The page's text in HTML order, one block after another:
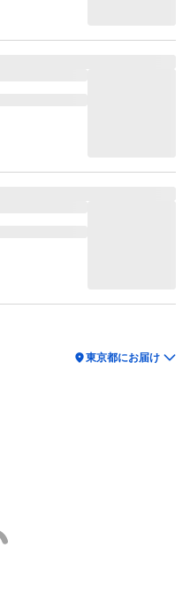
location_on東京都にお届け